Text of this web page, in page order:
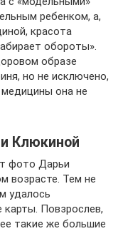
ребенком, а,
красота
обороты».
образе
но не исключено,
она не
Клюкиной
фото Дарьи
возрасте. Тем не
удалось
Повзрослев,
такие же большие